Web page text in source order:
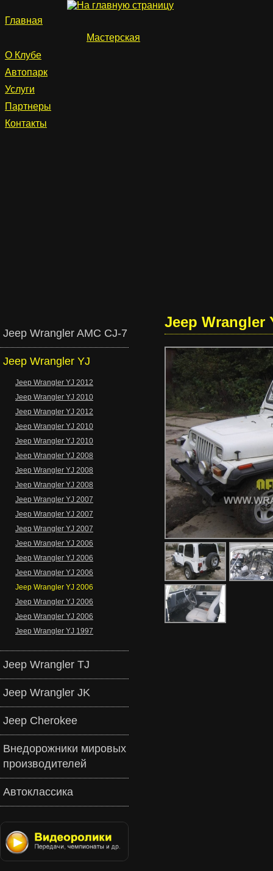
Главная
Мастерская
О Клубе
Автопарк
Услуги
Партнеры
Контакты
Jeep Wrangler AMC CJ-7
Jeep Wrangler YJ
Jeep Wrangler YJ 2012
Jeep Wrangler YJ 2010
Jeep Wrangler YJ 2012
Jeep Wrangler YJ 2010
Jeep Wrangler YJ 2010
Jeep Wrangler YJ 2008
Jeep Wrangler YJ 2008
Jeep Wrangler YJ 2008
Jeep Wrangler YJ 2007
Jeep Wrangler YJ 2007
Jeep Wrangler YJ 2007
Jeep Wrangler YJ 2006
Jeep Wrangler YJ 2006
Jeep Wrangler YJ 2006
Jeep Wrangler YJ 2006
Jeep Wrangler YJ 2006
Jeep Wrangler YJ 2006
Jeep Wrangler YJ 1997
Jeep Wrangler TJ
Jeep Wrangler JK
Jeep Cherokee
Внедорожники мировых
производителей
Автоклассика
Jeep Wrangler